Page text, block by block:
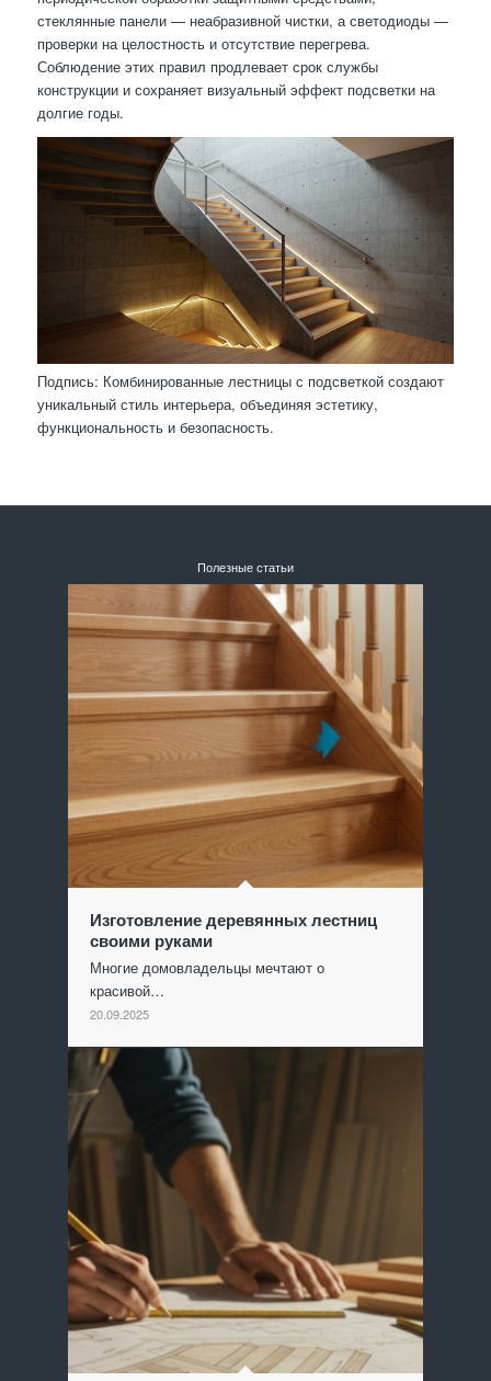
стеклянные панели — неабразивной чистки, а светодиоды —
проверки на целостность и отсутствие перегрева.
Соблюдение этих правил продлевает срок службы
конструкции и сохраняет визуальный эффект подсветки на
долгие годы.
Подпись: Комбинированные лестницы с подсветкой создают
уникальный стиль интерьера, объединяя эстетику,
функциональность и безопасность.
Полезные статьи
Изготовление деревянных лестниц
своими руками
Многие домовладельцы мечтают о
красивой…
20.09.2025